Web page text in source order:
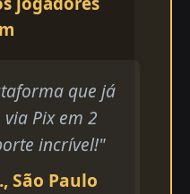
que já
via Pix em 2
incrível!"
São Paulo